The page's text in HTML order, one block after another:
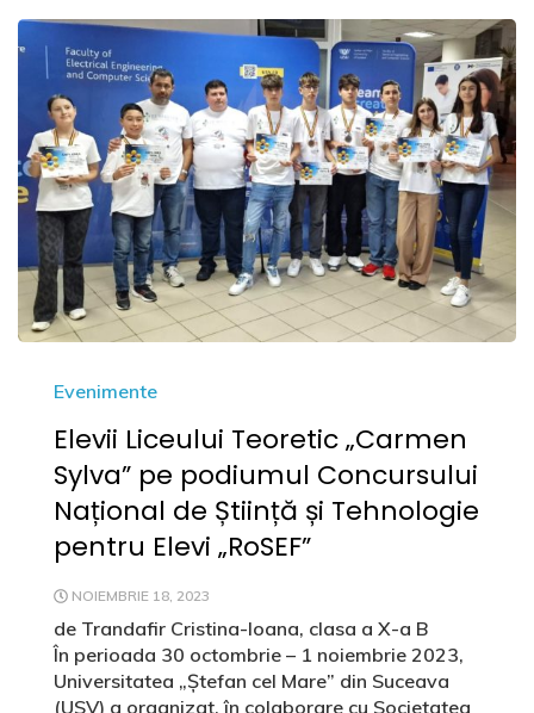
Evenimente
Elevii Liceului Teoretic „Carmen
Sylva” pe podiumul Concursului
Național de Știință și Tehnologie
pentru Elevi „RoSEF”
NOIEMBRIE 18, 2023
de Trandafir Cristina-Ioana, clasa a X-a B
În perioada 30 octombrie – 1 noiembrie 2023,
Universitatea „Ștefan cel Mare” din Suceava
(USV) a organizat, în colaborare cu Societatea